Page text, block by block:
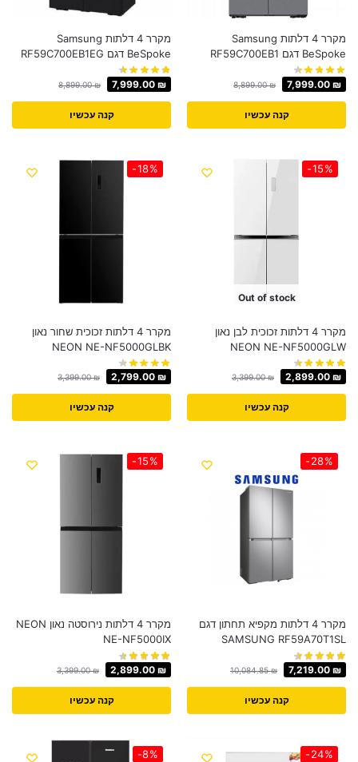
מקרר 4 דלתות Samsung
BeSpoke דגם RF59C700EB1
8,899.00₪ 7,999.00 ₪
קנה עכשיו
מקרר 4 דלתות Samsung
BeSpoke דגם RF59C700EB1EG
8,899.00₪ 7,999.00 ₪
קנה עכשיו
-15%
Out of stock
מקרר 4 דלתות זכוכית לבן נאון
NEON NE-NF5000GLW
3,399.00₪ 2,899.00 ₪
קנה עכשיו
-18%
מקרר 4 דלתות זכוכית שחור נאון
NEON NE-NF5000GLBK
3,399.00₪ 2,799.00 ₪
קנה עכשיו
-28%
מקרר 4 דלתות מקפיא תחתון דגם
SAMSUNG RF59A70T1SL
10,084.85₪ 7,219.00 ₪
קנה עכשיו
-15%
מקרר 4 דלתות נירוסטה נאון NEON
NE-NF5000IX
3,399.00₪ 2,899.00 ₪
קנה עכשיו
-24%
-8%